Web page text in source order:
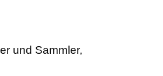
und Sammler,